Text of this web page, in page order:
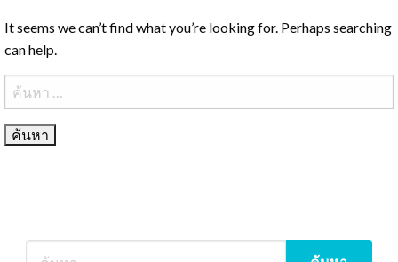
It seems we can’t find what you’re looking for. Perhaps searching
can help.
ค้นหา
สำหรับ: